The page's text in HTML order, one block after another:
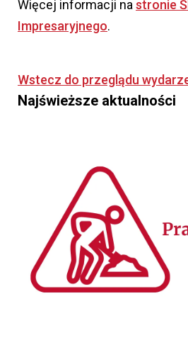
Więcej informacji na stronie
Impresaryjnego.
Wstecz do przeglądu
Najświeższe aktualności